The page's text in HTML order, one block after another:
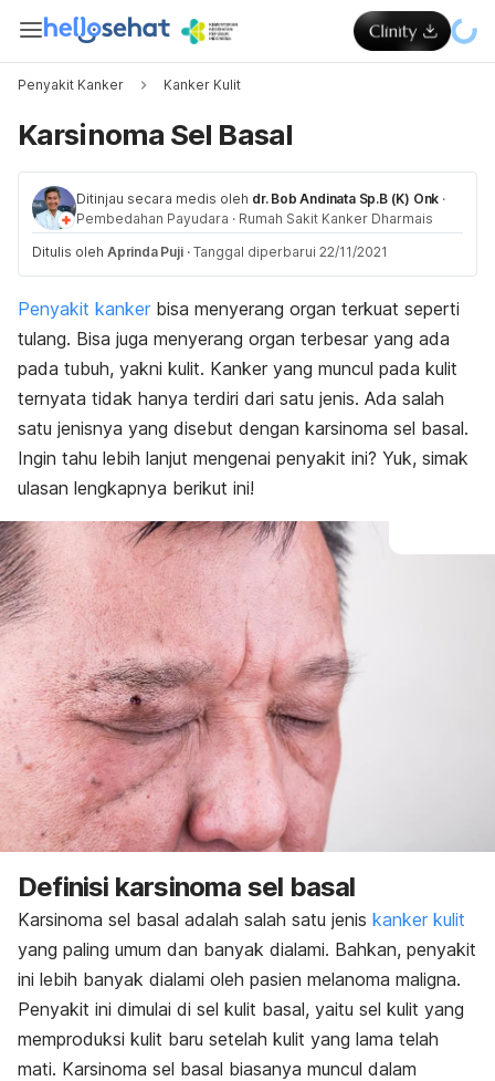
Penyakit Kanker Kanker Kulit
Karsinoma Sel Basal
Ditinjau secara medis oleh dr. Bob Andinata Sp.B (K) Onk ·
Pembedahan Payudara · Rumah Sakit Kanker Dharmais
Ditulis oleh Aprinda Puji · Tanggal diperbarui 22/11/2021
Penyakit kanker bisa menyerang organ terkuat seperti
tulang. Bisa juga menyerang organ terbesar yang ada
pada tubuh, yakni kulit. Kanker yang muncul pada kulit
ternyata tidak hanya terdiri dari satu jenis. Ada salah
satu jenisnya yang disebut dengan karsinoma sel basal.
Ingin tahu lebih lanjut mengenai penyakit ini? Yuk, simak
ulasan lengkapnya berikut ini!
Definisi karsinoma sel basal
Karsinoma sel basal adalah salah satu jenis kanker kulit
yang paling umum dan banyak dialami. Bahkan, penyakit
ini lebih banyak dialami oleh pasien melanoma maligna.
Penyakit ini dimulai di sel kulit basal, yaitu sel kulit yang
memproduksi kulit baru setelah kulit yang lama telah
mati. Karsinoma sel basal biasanya muncul dalam